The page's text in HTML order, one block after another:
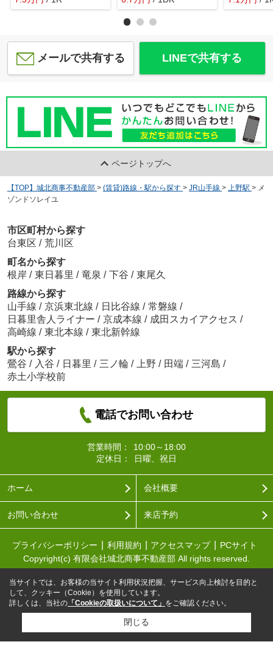
メールで共有する LINEで共有する
ページトップへ
【TOP】城北商事不動産部 > (賃貸)路線・駅から探す > JR山手線 > 上野駅 > メ
ゾンドソレイユ
市区町村から探す
台東区 / 荒川区
町名から探す
根岸 / 東日暮里 / 竜泉 / 下谷 / 東尾久
路線から探す
山手線 / 京浜東北線 / 日比谷線 / 常磐線 /
日暮里舎人ライナー / 京成本線 / 成田スカイアクセス /
高崎線 / 東北本線 / 東北新幹線
駅から探す
鶯谷 / 入谷 / 日暮里 / 三ノ輪 / 上野 / 田端 / 三河島 /
赤土小学校前
電話でお問い合わせ
営業時間：
10:00～18:00
定休日：
日曜、祝日
ホーム 会社概要
お問い合わせ 来店予約
プライバシーポリシー 利用規約 アクセスマップ
PCサイト
Copyright(c) 有限会社城北商事不動産部 All rights reserved.
当サイトでは、お客様の当サイト利用状況把握、サービス向上検討を目的と
して、クッキー（Cookie）を使用しています。
詳しくは、当社の 「Cookieの取扱いについて」 をご確認ください。
閉じる